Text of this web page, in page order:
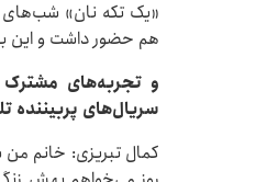
«یک تکه نان» شب‌های
هم حضور داشت و این
‌و تجربه‌های
سریال‌های پربیننده
کمال تبریزی: خانم